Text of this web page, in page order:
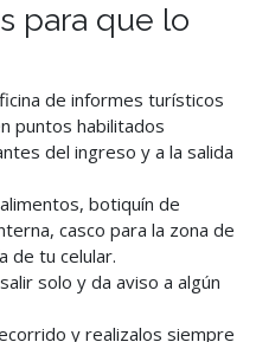
para que lo
de informes turísticos
puntos habilitados
del ingreso y a la salida
botiquín de
casco para la zona de
de tu celular.
solo y da aviso a algún
y realizalos siempre